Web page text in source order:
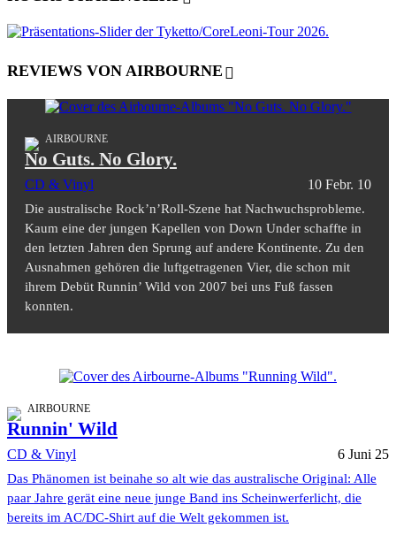
REVIEWS VON AIRBOURNE
AIRBOURNE
No Guts. No Glory.
CD & Vinyl 10 Febr. 10
Die australische Rock’n’Roll-Szene hat Nachwuchsprobleme.
Kaum eine der jungen Kapellen von Down Under schaffte in
den letzten Jahren den Sprung auf andere Kontinente. Zu den
Ausnahmen gehören die luftgetragenen Vier, die schon mit
ihrem Debüt Runnin’ Wild von 2007 bei uns Fuß fassen
konnten.
AIRBOURNE
Runnin' Wild
CD & Vinyl 6 Juni 25
Das Phänomen ist beinahe so alt wie das australische Original: Alle
paar Jahre gerät eine neue junge Band ins Scheinwerferlicht, die
bereits im AC/DC-Shirt auf die Welt gekommen ist.